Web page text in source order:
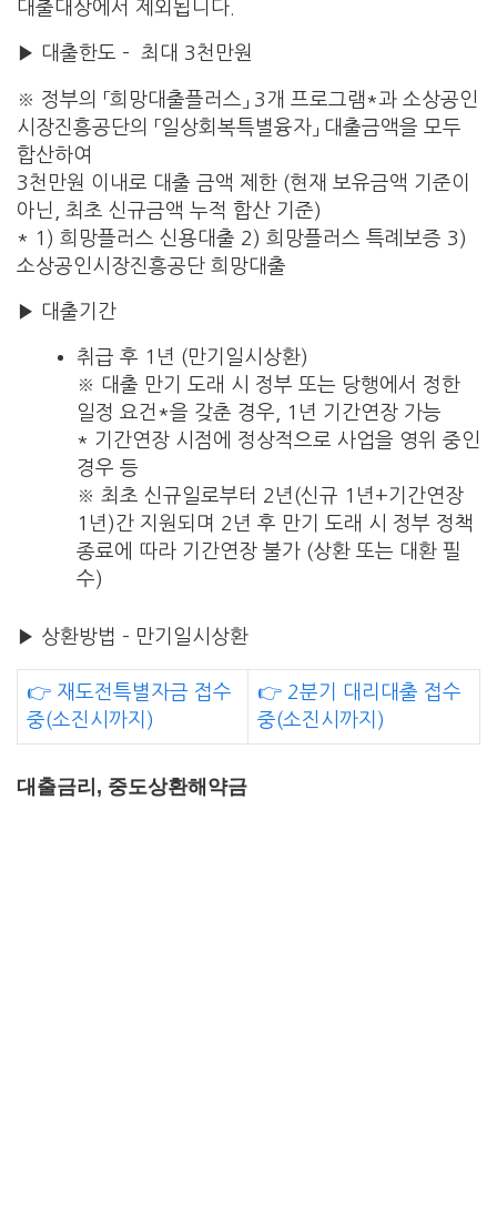
대출대상에서 제외됩니다.
▶ 대출한도 – 최대 3천만원
※ 정부의 「희망대출플러스」 3개 프로그램*과 소상공인
시장진흥공단의 「일상회복특별융자」 대출금액을 모두
합산하여
3천만원 이내로 대출 금액 제한 (현재 보유금액 기준이
아닌, 최초 신규금액 누적 합산 기준)
* 1) 희망플러스 신용대출 2) 희망플러스 특례보증 3)
소상공인시장진흥공단 희망대출
▶ 대출기간
취급 후 1년 (만기일시상환)
※ 대출 만기 도래 시 정부 또는 당행에서 정한
일정 요건*을 갖춘 경우, 1년 기간연장 가능
* 기간연장 시점에 정상적으로 사업을 영위 중인
경우 등
※ 최초 신규일로부터 2년(신규 1년+기간연장
1년)간 지원되며 2년 후 만기 도래 시 정부 정책
종료에 따라 기간연장 불가 (상환 또는 대환 필
수)
▶ 상환방법 – 만기일시상환
👉 재도전특별자금 접수
중(소진시까지)
👉 2분기 대리대출 접수
중(소진시까지)
대출금리, 중도상환해약금